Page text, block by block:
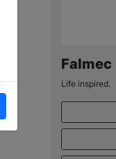
Falmec
Life inspired.